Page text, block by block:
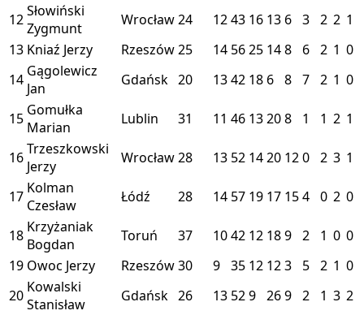
12Słowiński
Zygmunt
Wrocław24 1243 16 13 6 3 2 2 1
13 Kniaź Jerzy Rzeszów25 14 5625 148 6 2 1 0
14 Gągolewicz
Jan
Gdańsk 20 1342 18 6 8 7 2 1 0
15 Gomułka
Marian
Lublin 31 11 46 13208 1 1 2 1
16Trzeszkowski
Jerzy
Wrocław28 13 52 1420 120 2 3 1
17 Kolman
Czesław
Łódź 28 14 57 19 17 154 0 2 0
18 Krzyżaniak
Bogdan
Toruń 37 1042 12 189 2 1 0 0
19 Owoc Jerzy Rzeszów30 9 35 12 123 5 2 1 0
20 Kowalski
Stanisław
Gdańsk 26 13 529 269 2 1 3 2